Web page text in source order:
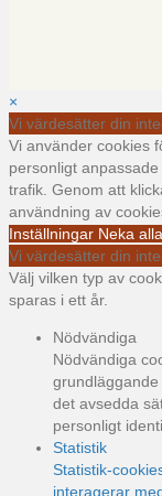
×
Vi värdesätter din
Vi använder cookies
personligt
trafik. Genom att
användning av
Inställningar Neka alla
Vi värdesätter din
Välj vilken typ av
sparas i ett år.
Nödvändiga
Nödvändiga
det avsedda
personligt
Statistik
Statistik-
interagerar